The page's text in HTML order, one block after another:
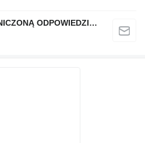
QINDITO SPÓŁKA Z OGRANICZONĄ ODPOWIEDZIALNOŚCIĄ